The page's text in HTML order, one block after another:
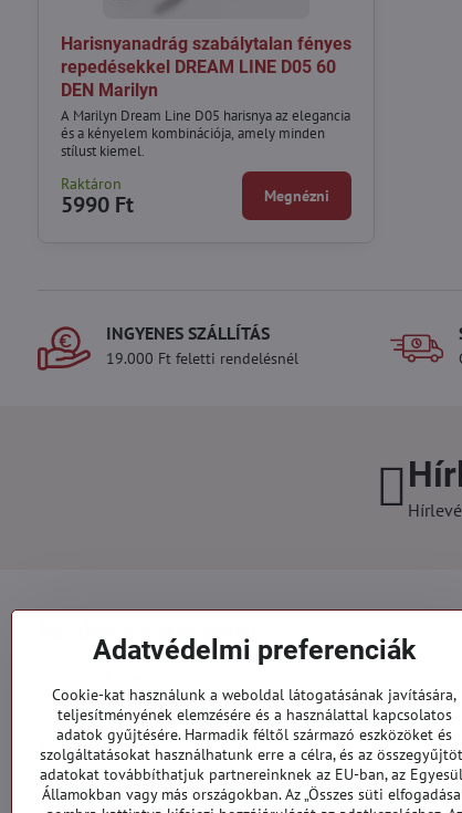
Harisnyanadrág szabálytalan fényes
repedésekkel DREAM LINE D05 60
DEN Marilyn
A Marilyn Dream Line D05 harisnya az elegancia
és a kényelem kombinációja, amely minden
stílust kiemel.
Raktáron
5990 Ft Megnézni
INGYENES SZÁLLÍTÁS
19.000 Ft feletti rendelésnél
Általános szerződési feltételek
Személyes adatok védelme
Reklamációs űrlap
Kapcsolatt
Adatvédelmi preferenciák
Cookie-kat használunk a weboldal látogatásának javítására,
teljesítményének elemzésére és a használattal kapcsolatos
adatok gyűjtésére. Harmadik féltől származó eszközöket és
szolgáltatásokat használhatunk erre a célra, és az
adatokat továbbíthatjuk partnereinknek az EU-ban, az
Államokban vagy más országokban. Az „Összes süti